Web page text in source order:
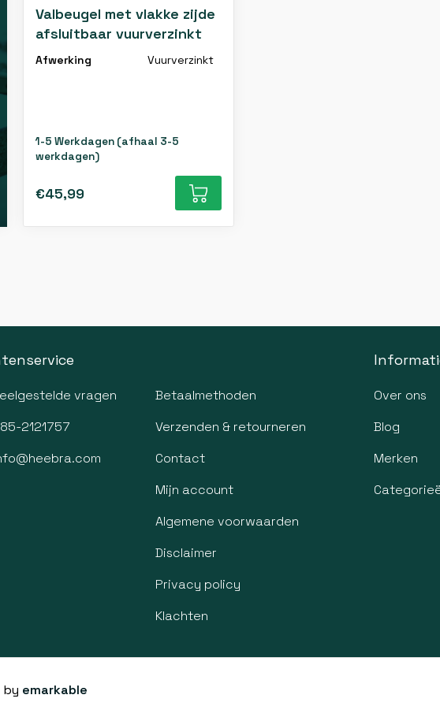
Valbeugel met vlakke zijde
afsluitbaar vuurverzinkt
Afwerking Vuurverzinkt
1-5 Werkdagen (afhaal 3-5
werkdagen)
€45,99
vragen
2121757
Betaalmethoden
Verzenden & retourneren
Contact
Mijn account
Algemene voorwaarden
Disclaimer
Privacy policy
Klachten
Over ons
Blog
Merken
by emarkable